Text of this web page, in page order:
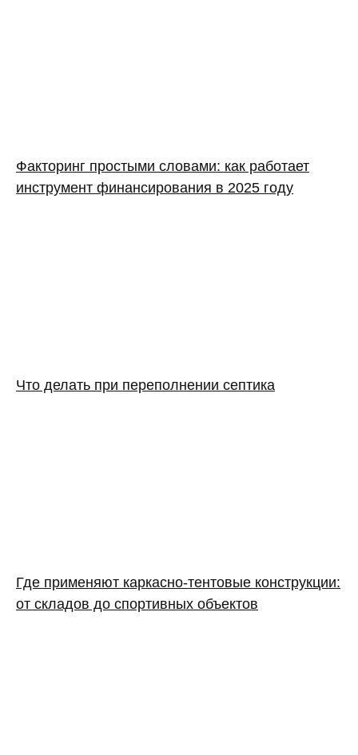
Факторинг простыми словами: как работает
инструмент финансирования в 2025 году
Что делать при переполнении септика
Где применяют каркасно‑тентовые конструкции:
от складов до спортивных объектов